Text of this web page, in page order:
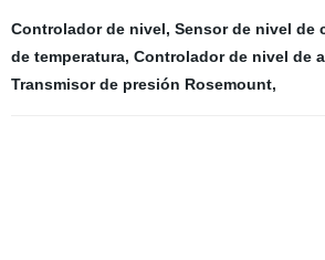
Controlador de nivel, Sensor de nivel de
de temperatura, Controlador de nivel de
Transmisor de presión Rosemount,